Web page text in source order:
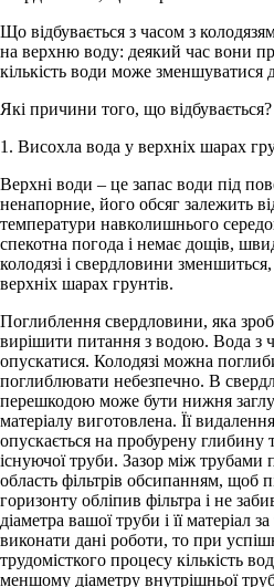
Що відбувається з часом з
на верхню воду: деякий час вони
кількість води може зменшуватися
Які причини того, що відбувається?
1. Висохла вода у верхніх шарах
Верхні води – це запас води під
ненапорние, його обсяг залежить
температури навколишнього
спекотна погода і немає дощів,
колодязі і свердловини
верхніх шарах грунтів.
Поглиблення свердловини, яка
вирішити питання з водою. Вода з
опускатися. Колодязі можна
поглиблювати небезпечно. В
перешкодою може бути нижня
матеріалу виготовлена. Її
опускається на пробурену глибину
існуючої труби. Зазор між
область фільтрів обсипанням, щоб
горизонту обліпив фільтра і не
діаметра вашої труби і її матеріал
виконати дані роботи, то при
трудомісткого процесу кількість
меншому діаметру внутрішньої